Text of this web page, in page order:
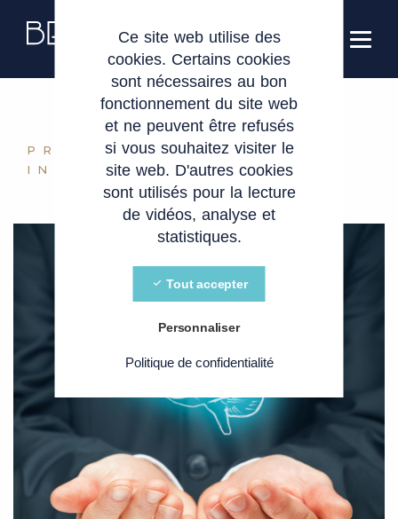
PROPRIÉTÉ
INTELLECTUELLE
Ce site web utilise des
cookies. Certains cookies
sont nécessaires au bon
fonctionnement du site web
et ne peuvent être refusés
si vous souhaitez visiter le
site web. D'autres cookies
sont utilisés pour la lecture
de vidéos, analyse et
statistiques.
Tout accepter
Personnaliser
Politique de confidentialité